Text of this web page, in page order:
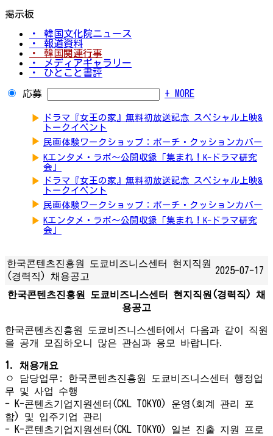
掲示板
・ 韓国文化院ニュース
・ 報道資料
・ 韓国関連行事
・ メディアギャラリー
・ ひとこと書評
応募 + MORE
▶
ドラマ『女王の家』無料初放送記念 スペシャル上映&
トークイベント
▶ 民画体験ワークショップ：ポーチ・クッションカバー
▶ Kエンタメ・ラボ～公開収録「集まれ！K-ドラマ研究
会」
▶
ドラマ『女王の家』無料初放送記念 スペシャル上映&
トークイベント
▶ 民画体験ワークショップ：ポーチ・クッションカバー
▶ Kエンタメ・ラボ～公開収録「集まれ！K-ドラマ研究
会」
한국콘텐츠진흥원 도쿄비즈니스센터 현지직원
(경력직) 채용공고
2025-07-17
한국콘텐츠진흥원 도쿄비즈니스센터 현지직원(경력직) 채
용공고
한국콘텐츠진흥원 도쿄비즈니스센터에서 다음과 같이 직원
을 공개 모집하오니 많은 관심과 응모 바랍니다.
1. 채용개요
ㅇ 담당업무: 한국콘텐츠진흥원 도쿄비즈니스센터 행정업
무 및 사업 수행
- K-콘텐츠기업지원센터(CKL TOKYO) 운영(회계 관리 포
함) 및 입주기업 관리
- K-콘텐츠기업지원센터(CKL TOKYO) 일본 진출 지원 프로